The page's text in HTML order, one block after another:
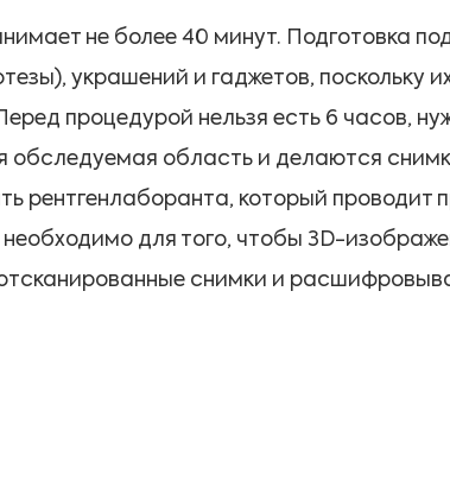
не более 40 минут. Подготовка
украшений и гаджетов, поскольку
процедурой нельзя есть 6 часов,
обследуемая область и делаются
рентгенлаборанта, который проводит
для того, чтобы 3D-
снимки и